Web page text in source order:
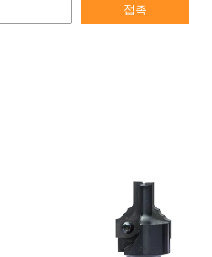
접촉